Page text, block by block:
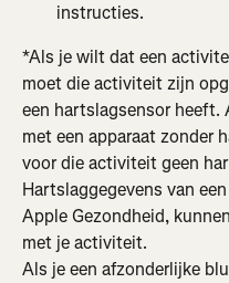
instructies.
*Als je wilt dat een
moet die activiteit zijn
een hartslagsensor
met een apparaat zonder
voor die activiteit geen
Hartslaggegevens van
Apple Gezondheid,
met je activiteit.
Als je een afzonderlijke